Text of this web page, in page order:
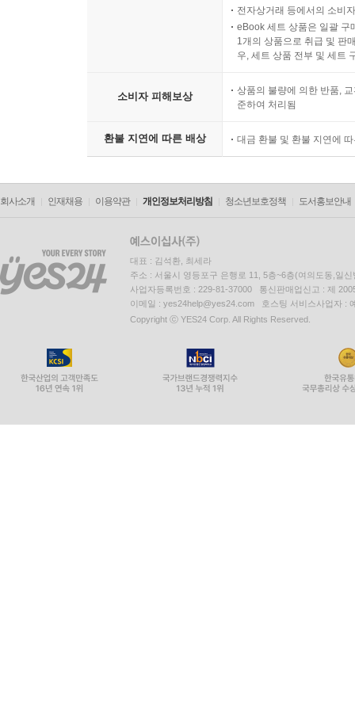
전자상거래 등에서의 소비
eBook 세트 상품은 일괄 구
1개의 상품으로 취급 및 판
우, 세트 상품 전부 및 세트
소비자 피해보상
상품의 불량에 의한 반품,
준하여 처리됨
환불 지연에 따른 배상 대금 환불 및 환불 지연에
회사소개 인재채용 이용약관 개인정보처리방침 청소년보호정책 도서홍보안내
대표 : 김석환, 최세라
주소 : 서울시 영등포구 은행로 11, 5층~6층(여의도동,일신
사업자등록번호 : 229-81-37000 통신판매업신고 : 제
이메일 : yes24help@yes24.com 호스팅 서비스사업자 :
Copyright ⓒ YES24 Corp. All Rights Reserved.